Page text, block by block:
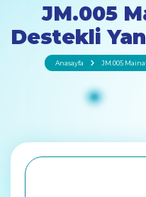
JM.005
Destekli
Anasayfa JM.005